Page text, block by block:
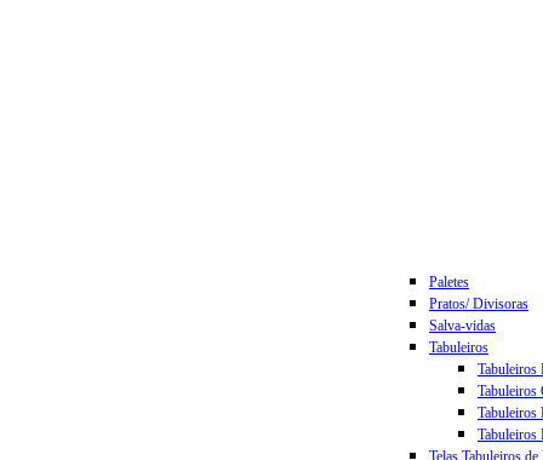
Paletes
Pratos/ Divisoras
Salva-vidas
Tabuleiros
Tabuleiros
Tabuleiros
Tabuleiros
Tabuleiros
Telas Tabuleiros de